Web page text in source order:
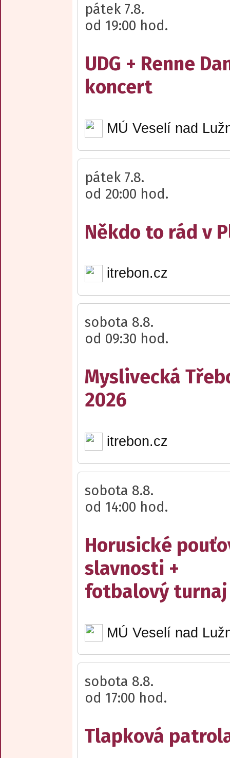
pátek 7.8.
od 19:00 hod.
UDG + Renne
koncert
MÚ Veselí nad
pátek 7.8.
od 20:00 hod.
Někdo to rád v
itrebon.cz
sobota 8.8.
od 09:30 hod.
Myslivecká
2026
itrebon.cz
sobota 8.8.
od 14:00 hod.
Horusické
slavnosti +
fotbalový turnaj
MÚ Veselí nad
sobota 8.8.
od 17:00 hod.
Tlapková